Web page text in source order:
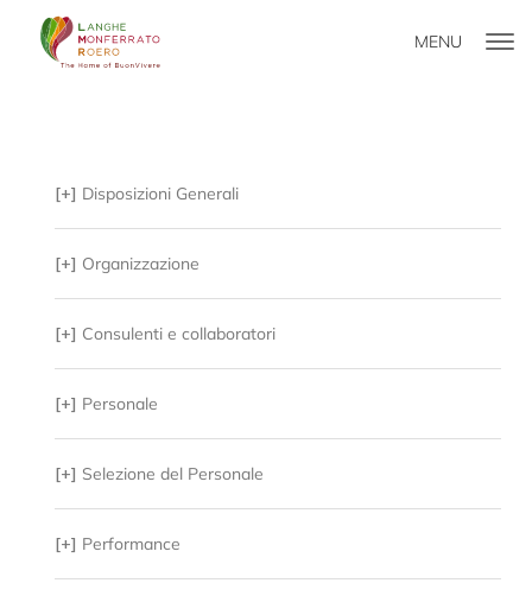
MENU
[+] Disposizioni Generali
[+] Organizzazione
[+] Consulenti e collaboratori
[+] Personale
[+] Selezione del Personale
[+] Performance